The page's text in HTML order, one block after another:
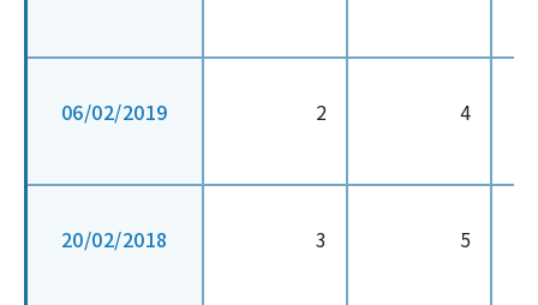
06/02/2019 2 4
20/02/2018 3 5